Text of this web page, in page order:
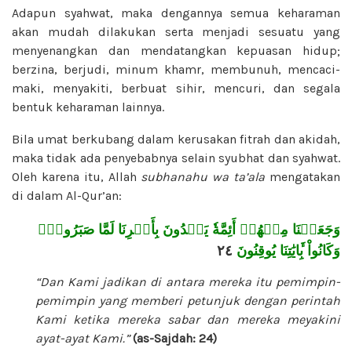
Adapun syahwat, maka dengannya semua keharaman
akan mudah dilakukan serta menjadi sesuatu yang
menyenangkan dan mendatangkan kepuasan hidup;
berzina, berjudi, minum khamr, membunuh, mencaci-
maki, menyakiti, berbuat sihir, mencuri, dan segala
bentuk keharaman lainnya.
Bila umat berkubang dalam kerusakan fitrah dan akidah,
maka tidak ada penyebabnya selain syubhat dan syahwat.
Oleh karena itu, Allah subhanahu wa ta’ala mengatakan
di dalam Al-Qur’an:
وَجَعَلۡنَا مِنۡهُمۡ أَئِمَّةٗ يَهۡدُونَ بِأَمۡرِنَا لَمَّا صَبَرُواْۖ
وَكَانُواْ بِ‍َٔايَٰتِنَا يُوقِنُونَ
“Dan Kami jadikan di antara mereka itu pemimpin-
pemimpin yang memberi petunjuk dengan perintah
Kami ketika mereka sabar dan mereka meyakini
ayat-ayat Kami.” (as-Sajdah: 24)